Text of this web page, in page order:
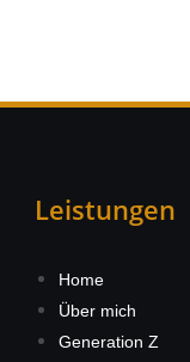
Leistungen
Home
Über mich
Generation Z